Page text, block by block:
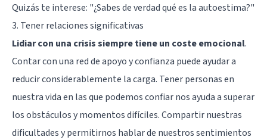
Quizás te interese: "¿Sabes de verdad qué es la autoestima?"
3. Tener relaciones significativas
Lidiar con una crisis siempre tiene un coste emocional.
Contar con una red de apoyo y confianza puede ayudar a
reducir considerablemente la carga. Tener personas en
nuestra vida en las que podemos confiar nos ayuda a superar
los obstáculos y momentos difíciles. Compartir nuestras
dificultades y permitirnos hablar de nuestros sentimientos